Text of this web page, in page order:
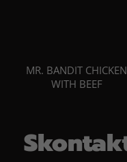
MR. BANDIT CHICKEN
WITH BEEF